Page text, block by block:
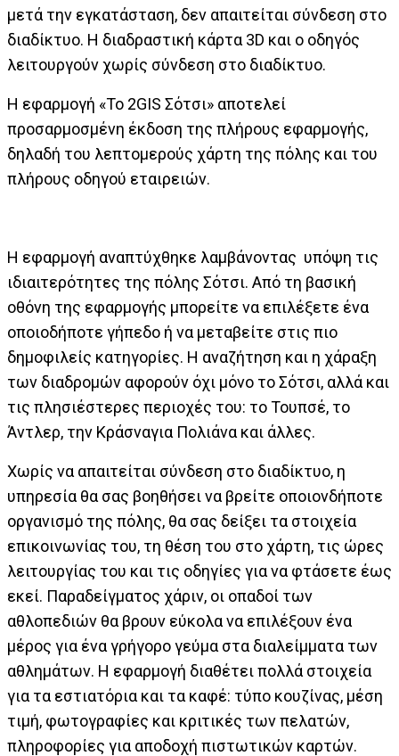
μετά την εγκατάσταση, δεν απαιτείται σύνδεση στο
διαδίκτυο. Η διαδραστική κάρτα 3D και ο οδηγός
λειτουργούν χωρίς σύνδεση στο διαδίκτυο.
Η εφαρμογή «Το 2GIS Σότσι» αποτελεί
προσαρμοσμένη έκδοση της πλήρους εφαρμογής,
δηλαδή του λεπτομερούς χάρτη της πόλης και του
πλήρους οδηγού εταιρειών.
Η εφαρμογή αναπτύχθηκε λαμβάνοντας υπόψη τις
ιδιαιτερότητες της πόλης Σότσι. Από τη βασική
οθόνη της εφαρμογής μπορείτε να επιλέξετε ένα
οποιοδήποτε γήπεδο ή να μεταβείτε στις πιο
δημοφιλείς κατηγορίες. Η αναζήτηση και η χάραξη
των διαδρομών αφορούν όχι μόνο το Σότσι, αλλά και
τις πλησιέστερες περιοχές του: το Τουπσέ, το
Άντλερ, την Κράσναγια Πολιάνα και άλλες.
Χωρίς να απαιτείται σύνδεση στο διαδίκτυο, η
υπηρεσία θα σας βοηθήσει να βρείτε οποιονδήποτε
οργανισμό της πόλης, θα σας δείξει τα στοιχεία
επικοινωνίας του, τη θέση του στο χάρτη, τις ώρες
λειτουργίας του και τις οδηγίες για να φτάσετε έως
εκεί. Παραδείγματος χάριν, οι οπαδοί των
αθλοπεδιών θα βρουν εύκολα να επιλέξουν ένα
μέρος για ένα γρήγορο γεύμα στα διαλείμματα των
αθλημάτων. Η εφαρμογή διαθέτει πολλά στοιχεία
για τα εστιατόρια και τα καφέ: τύπο κουζίνας, μέση
τιμή, φωτογραφίες και κριτικές των πελατών,
πληροφορίες για αποδοχή πιστωτικών καρτών.